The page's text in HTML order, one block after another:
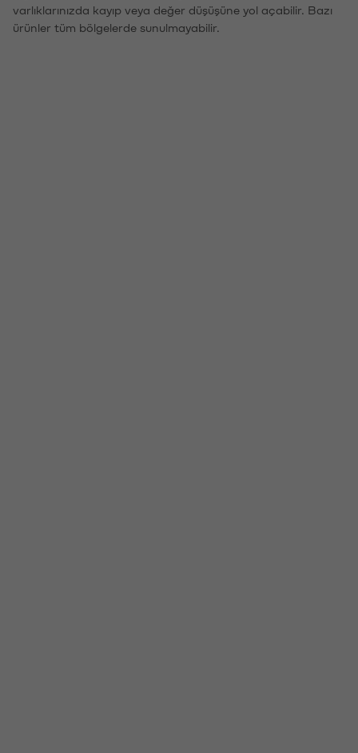
varlıklarınızda kayıp veya değer düşüşüne yol açabilir. Bazı
ürünler tüm bölgelerde sunulmayabilir.